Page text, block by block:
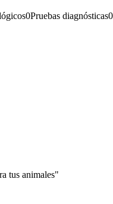
0Pruebas diagnósticas0
tus animales"